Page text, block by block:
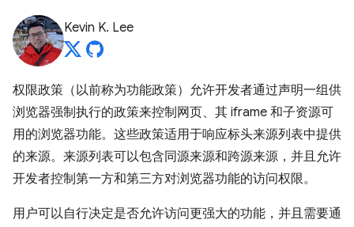
Kevin K. Lee
权限政策（以前称为功能政策）允许开发者通过声明一组供
浏览器强制执行的政策来控制网页、其 iframe 和子资源可
用的浏览器功能。这些政策适用于响应标头来源列表中提供
的来源。来源列表可以包含同源来源和跨源来源，并且允许
开发者控制第一方和第三方对浏览器功能的访问权限。
用户可以自行决定是否允许访问更强大的功能，并且需要通